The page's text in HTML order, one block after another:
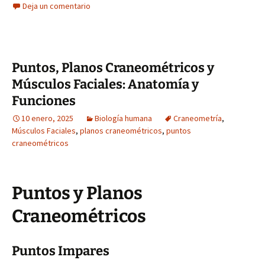
Deja un comentario
Puntos, Planos Craneométricos y
Músculos Faciales: Anatomía y
Funciones
10 enero, 2025 Biología humana Craneometría,
Músculos Faciales, planos craneométricos, puntos
craneométricos
Puntos y Planos
Craneométricos
Puntos Impares